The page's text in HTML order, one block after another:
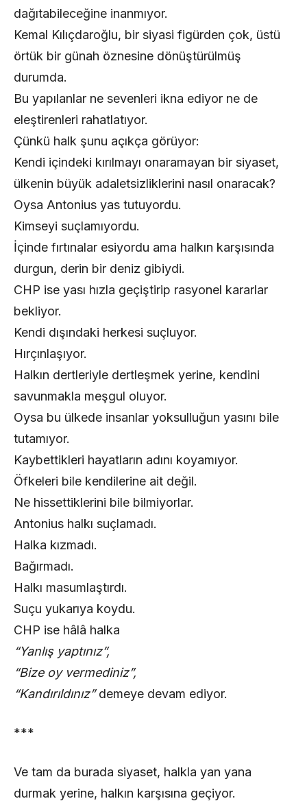
dağıtabileceğine inanmıyor.
Kemal Kılıçdaroğlu, bir siyasi figürden çok, üstü
örtük bir günah öznesine dönüştürülmüş
durumda.
Bu yapılanlar ne sevenleri ikna ediyor ne de
eleştirenleri rahatlatıyor.
Çünkü halk şunu açıkça görüyor:
Kendi içindeki kırılmayı onaramayan bir siyaset,
ülkenin büyük adaletsizliklerini nasıl onaracak?
Oysa Antonius yas tutuyordu.
Kimseyi suçlamıyordu.
İçinde fırtınalar esiyordu ama halkın karşısında
durgun, derin bir deniz gibiydi.
CHP ise yası hızla geçiştirip rasyonel kararlar
bekliyor.
Kendi dışındaki herkesi suçluyor.
Hırçınlaşıyor.
Halkın dertleriyle dertleşmek yerine, kendini
savunmakla meşgul oluyor.
Oysa bu ülkede insanlar yoksulluğun yasını bile
tutamıyor.
Kaybettikleri hayatların adını koyamıyor.
Öfkeleri bile kendilerine ait değil.
Ne hissettiklerini bile bilmiyorlar.
Antonius halkı suçlamadı.
Halka kızmadı.
Bağırmadı.
Halkı masumlaştırdı.
Suçu yukarıya koydu.
CHP ise hâlâ halka
“Yanlış yaptınız”,
“Bize oy vermediniz”,
“Kandırıldınız”demeye devam ediyor.
***
Ve tam da burada siyaset, halkla yan yana
durmak yerine, halkın karşısına geçiyor.